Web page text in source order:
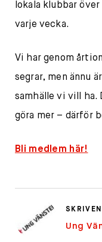
lokala klubbar
varje vecka.
Vi har genom
segrar, men ännu
samhälle vi vill
göra mer – därför
Bli medlem här!
SKRIVEN
Ung